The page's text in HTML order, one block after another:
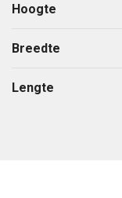
Hoogte
Breedte
Lengte